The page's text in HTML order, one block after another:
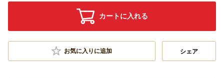
カートに入れる
お気に入りに追加 シェア